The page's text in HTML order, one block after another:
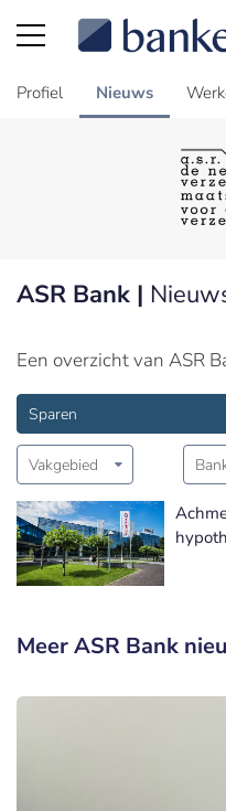
Profiel Nieuws
ASR Bank |
Een overzicht van ASR
Sparen
Vakgebied
Meer ASR Bank